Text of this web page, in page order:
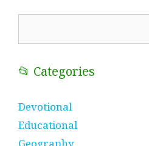
📂 Categories
Devotional
Educational